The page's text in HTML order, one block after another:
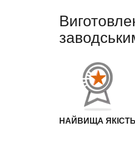
НАЙВИЩА ЯКІСТЬ